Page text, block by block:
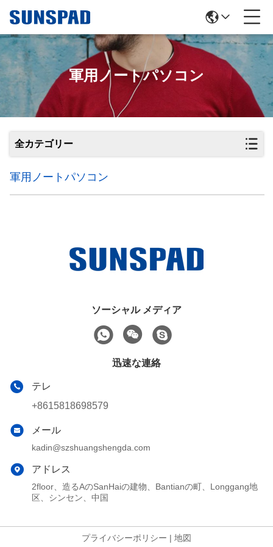
軍用ノートパソコン
全カテゴリー
軍用ノートパソコン
ソーシャル メディア
迅速な連絡
テレ
+8615818698579
メール
kadin@szshuangshengda.com
アドレス
2floor、造るAのSanHaiの建物、Bantianの町、Longgang地
区、シンセン、中国
プライバシーポリシー | 地図